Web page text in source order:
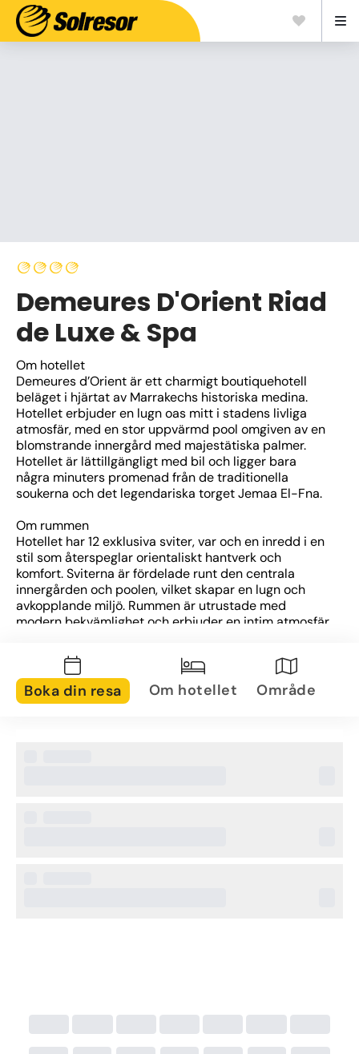
Demeures D'Orient Riad
de Luxe & Spa
Om hotellet
Demeures d’Orient är ett charmigt boutiquehotell
beläget i hjärtat av Marrakechs historiska medina.
Hotellet erbjuder en lugn oas mitt i stadens livliga
atmosfär, med en stor uppvärmd pool omgiven av en
blomstrande innergård med majestätiska palmer.
Hotellet är lättillgängligt med bil och ligger bara
några minuters promenad från de traditionella
soukerna och det legendariska torget Jemaa El-Fna.
Om rummen
Hotellet har 12 exklusiva sviter, var och en inredd i en
stil som återspeglar orientaliskt hantverk och
komfort. Sviterna är fördelade runt den centrala
innergården och poolen, vilket skapar en lugn och
avkopplande miljö. Rummen är utrustade med
modern bekvämlighet och erbjuder en intim atmosfär
Om området
Hotellet ligger i Marrakechs medina, ett område känt
för sina livliga marknader, historiska byggnader och
Boka din resa Om hotellet Område